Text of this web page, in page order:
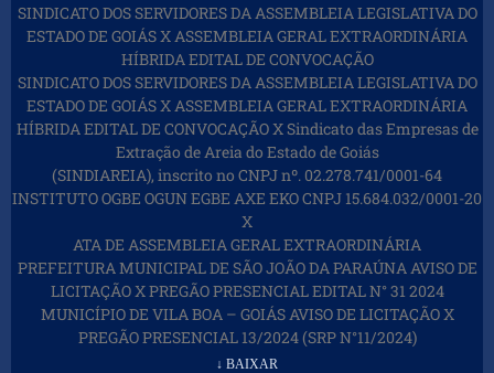
SINDICATO DOS SERVIDORES DA ASSEMBLEIA LEGISLATIVA DO
ESTADO DE GOIÁS X ASSEMBLEIA GERAL EXTRAORDINÁRIA
HÍBRIDA EDITAL DE CONVOCAÇÃO
SINDICATO DOS SERVIDORES DA ASSEMBLEIA LEGISLATIVA DO
ESTADO DE GOIÁS X ASSEMBLEIA GERAL EXTRAORDINÁRIA
HÍBRIDA EDITAL DE CONVOCAÇÃO X Sindicato das Empresas de
Extração de Areia do Estado de Goiás
(SINDIAREIA), inscrito no CNPJ nº. 02.278.741/0001-64
INSTITUTO OGBE OGUN EGBE AXE EKO CNPJ 15.684.032/0001-20
X
ATA DE ASSEMBLEIA GERAL EXTRAORDINÁRIA
PREFEITURA MUNICIPAL DE SÃO JOÃO DA PARAÚNA AVISO DE
LICITAÇÃO X PREGÃO PRESENCIAL EDITAL N° 31 2024
MUNICÍPIO DE VILA BOA – GOIÁS AVISO DE LICITAÇÃO X
PREGÃO PRESENCIAL 13/2024 (SRP N°11/2024)
↓ BAIXAR